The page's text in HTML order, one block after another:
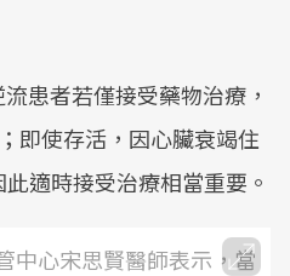
患者若僅接受藥物治療，
即使存活，因心臟衰竭住
適時接受治療相當重要。
中心宋思賢醫師表示，當